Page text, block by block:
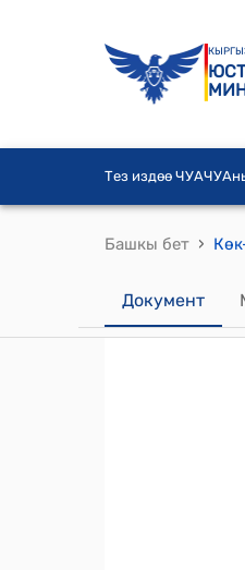
Тез издөө ЧУА
Башкы бет ›
Документ